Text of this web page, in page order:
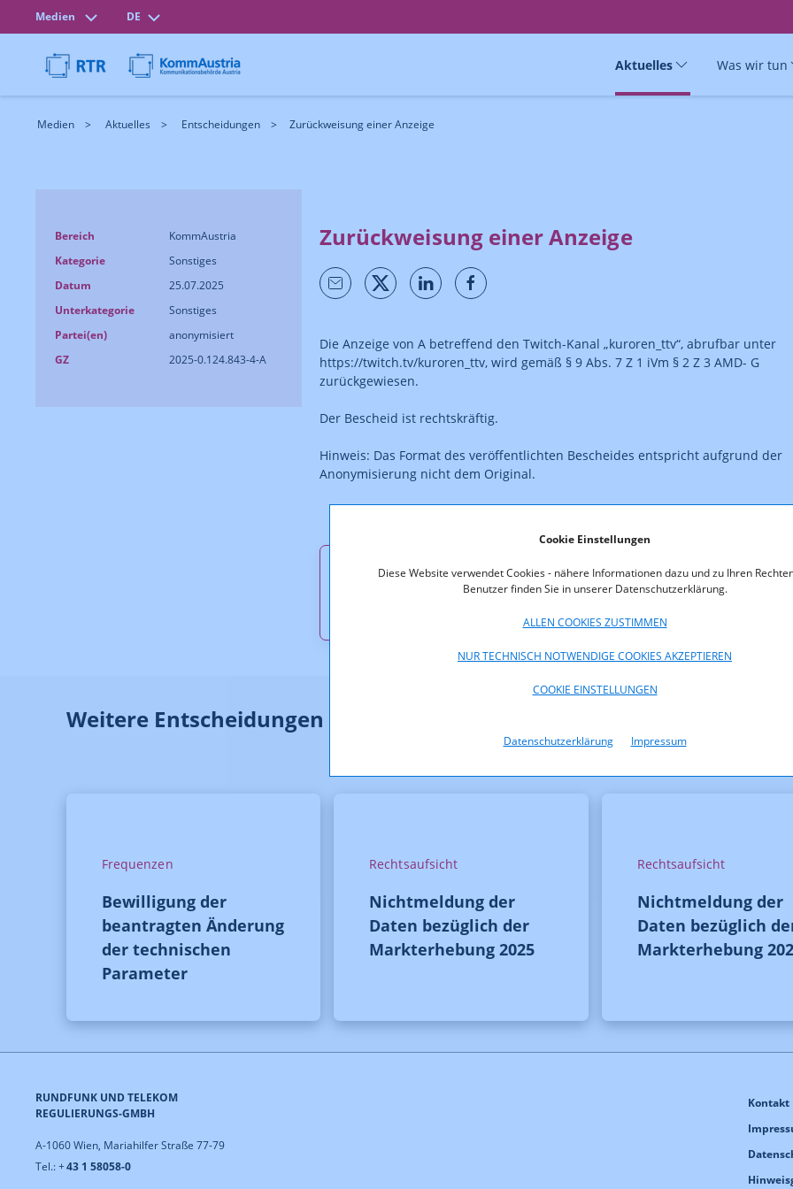
Cookie Einstellungen
Diese Website verwendet Cookies - nähere Informationen dazu und zu Ihren
Benutzer finden Sie in unserer Datenschutzerklärung.
ALLEN COOKIES ZUSTIMMEN
NUR TECHNISCH NOTWENDIGE COOKIES AKZEPTIEREN
COOKIE EINSTELLUNGEN
Datenschutzerklärung Impressum
Medien DE
Aktuelles Was wir tun
Medien Aktuelles Entscheidungen Zurückweisung einer Anzeige
Bereich
KommAustria
Kategorie
Sonstiges
Datum
25.07.2025
Unterkategorie
Sonstiges
Partei(en)
anonymisiert
GZ
2025-0.124.843-4-A
Zurückweisung einer Anzeige
Die Anzeige von A betreffend den Twitch-Kanal „kuroren_ttv“, abrufbar unter
https://twitch.tv/kuroren_ttv, wird gemäß § 9 Abs. 7 Z 1 iVm § 2 Z 3 AMD- G
zurückgewiesen.
Der Bescheid ist rechtskräftig.
Hinweis: Das Format des veröffentlichten Bescheides entspricht aufgrund der
Anonymisierung nicht dem Original.
Downloads
Weitere Entscheidungen
Frequenzen
Bewilligung der
beantragten Änderung
der technischen
Parameter
Rechtsaufsicht
Nichtmeldung der
Daten bezüglich der
Markterhebung 2025
Rechtsaufsicht
Nichtmeldung der
Daten bezüglich
Markterhebung
RUNDFUNK UND TELEKOM
REGULIERUNGS-GMBH
A-1060 Wien, Mariahilfer Straße 77-79
Tel.: +43 1 58058-0
Kontakt